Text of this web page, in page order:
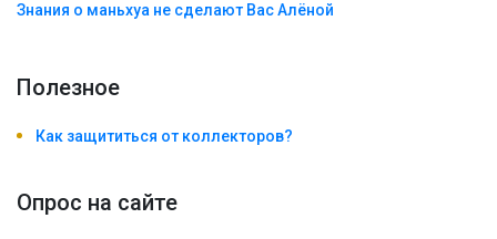
Знания о маньхуа не сделают Вас Алëной
Полезноe
Как защититься от коллекторов?
Опрос на сайте